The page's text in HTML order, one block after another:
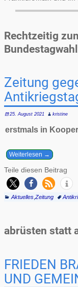
Rechtzeitig
Zeitung
25. August 2021 kristine
erstmals in
Weiterlesen →
Teile diesen Beitrag
Aktuelles, Zeitung
abrüsten statt
FRIEDEN
UND